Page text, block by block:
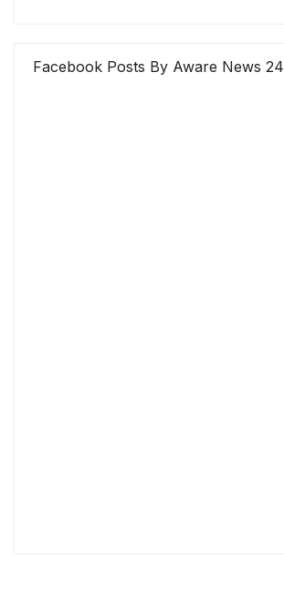
Facebook Posts By Aware News 24